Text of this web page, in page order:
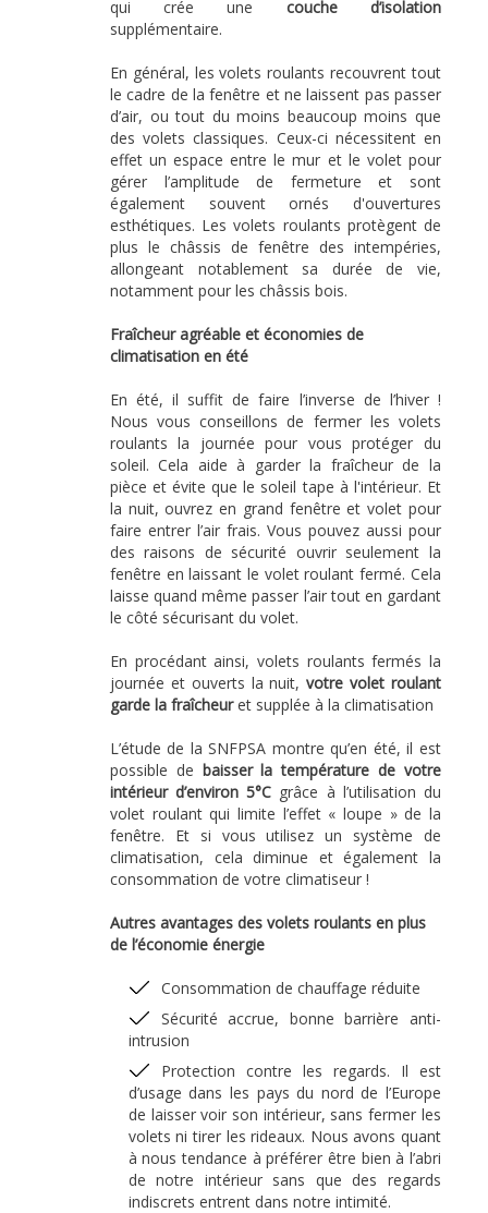
qui crée une couche d’isolation
supplémentaire.
En général, les volets roulants recouvrent tout
le cadre de la fenêtre et ne laissent pas passer
d’air, ou tout du moins beaucoup moins que
des volets classiques. Ceux-ci nécessitent en
effet un espace entre le mur et le volet pour
gérer l’amplitude de fermeture et sont
également souvent ornés d'ouvertures
esthétiques. Les volets roulants protègent de
plus le châssis de fenêtre des intempéries,
allongeant notablement sa durée de vie,
notamment pour les châssis bois.
Fraîcheur agréable et économies de
climatisation en été
En été, il suffit de faire l’inverse de l’hiver !
Nous vous conseillons de fermer les volets
roulants la journée pour vous protéger du
soleil. Cela aide à garder la fraîcheur de la
pièce et évite que le soleil tape à l'intérieur. Et
la nuit, ouvrez en grand fenêtre et volet pour
faire entrer l’air frais. Vous pouvez aussi pour
des raisons de sécurité ouvrir seulement la
fenêtre en laissant le volet roulant fermé. Cela
laisse quand même passer l’air tout en gardant
le côté sécurisant du volet.
En procédant ainsi, volets roulants fermés la
journée et ouverts la nuit,votre volet roulant
garde la fraîcheuret supplée à la climatisation
L’étude de la SNFPSA montre qu’en été, il est
possible de baisser la température de votre
intérieur d’environ 5°C grâce à l’utilisation du
volet roulant qui limite l’effet « loupe » de la
fenêtre. Et si vous utilisez un système de
climatisation, cela diminue et également la
consommation de votre climatiseur !
Autres avantages des volets roulants en plus
de l’économie énergie
Consommation de chauffage réduite
Sécurité accrue, bonne barrière anti-
intrusion
Protection contre les regards. Il est
d’usage dans les pays du nord de l’Europe
de laisser voir son intérieur, sans fermer les
volets ni tirer les rideaux. Nous avons quant
à nous tendance à préférer être bien à l’abri
de notre intérieur sans que des regards
indiscrets entrent dans notre intimité.